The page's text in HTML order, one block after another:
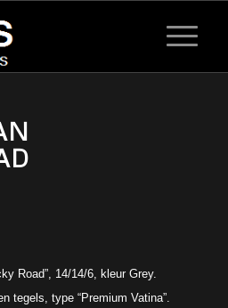
Road”, 14/14/6, kleur Grey.
tegels, type “Premium Vatina”.